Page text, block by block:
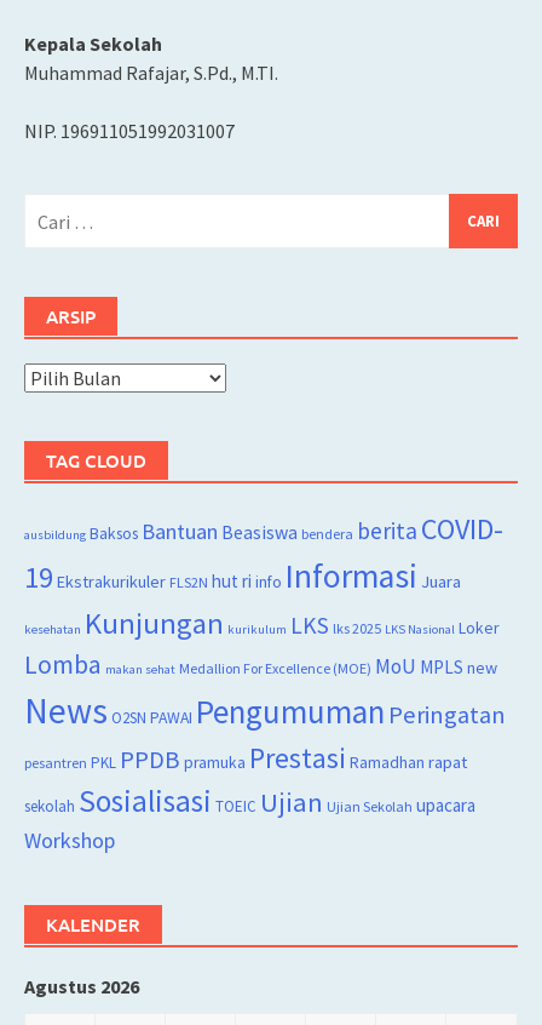
Kepala Sekolah
Muhammad Rafajar, S.Pd., M.TI.
NIP. 196911051992031007
ARSIP
Arsip
TAG CLOUD
ausbildung Baksos Bantuan Beasiswa bendera berita COVID-
19 Ekstrakurikuler FLS2N hut ri info Informasi Juara
kesehatan Kunjungan kurikulum LKS lks 2025 LKS Nasional Loker
Lomba makan sehat Medallion For Excellence (MOE) MoU MPLS new
News O2SN PAWAI Pengumuman Peringatan
pesantren PKL PPDB pramuka Prestasi Ramadhan rapat
sekolah Sosialisasi TOEIC Ujian Ujian Sekolah upacara
Workshop
KALENDER
Agustus 2026